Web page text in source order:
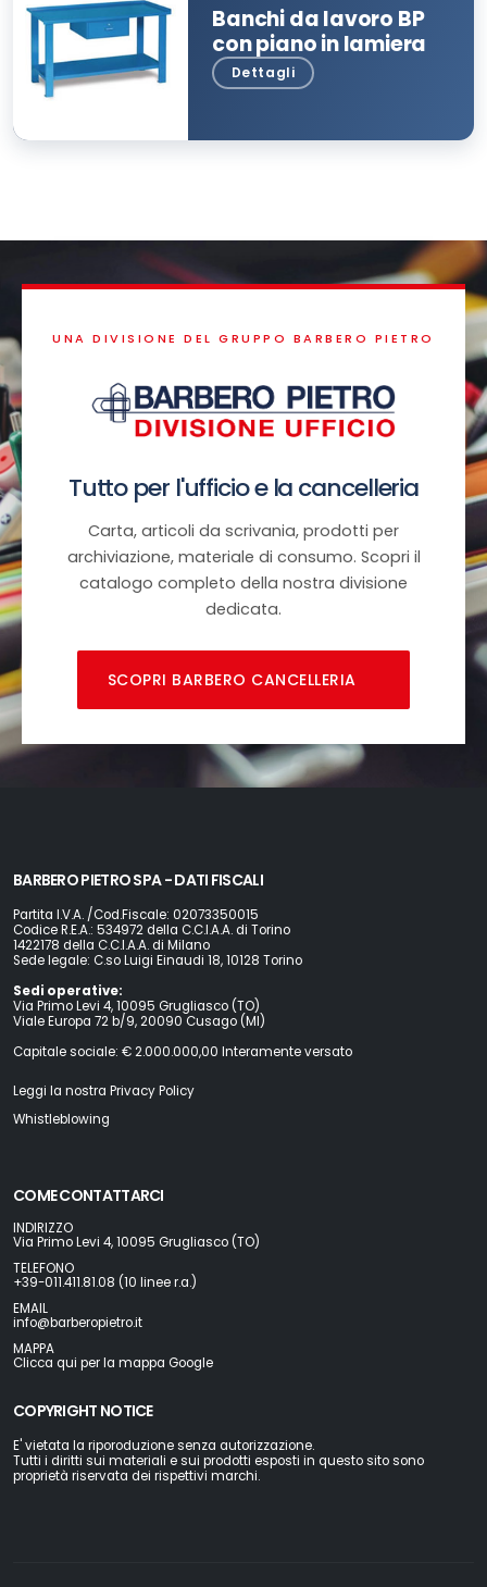
Banchi da lavoro BP
con piano in lamiera
UNA DIVISIONE DEL GRUPPO BARBERO PIETRO
Tutto per l'ufficio e la cancelleria
Carta, articoli da scrivania, prodotti per
archiviazione, materiale di consumo. Scopri il
catalogo completo della nostra divisione
dedicata.
SCOPRI BARBERO CANCELLERIA
BARBERO PIETRO SPA - DATI FISCALI
Partita I.V.A. /Cod.Fiscale: 02073350015
Codice R.E.A.: 534972 della C.C.I.A.A. di Torino
1422178 della C.C.I.A.A. di Milano
Sede legale: C.so Luigi Einaudi 18, 10128 Torino
Sedi operative:
Via Primo Levi 4, 10095 Grugliasco (TO)
Viale Europa 72 b/9, 20090 Cusago (MI)
Capitale sociale: € 2.000.000,00 Interamente versato
Leggi la nostra Privacy Policy
Whistleblowing
COME CONTATTARCI
INDIRIZZO
Via Primo Levi 4, 10095 Grugliasco (TO)
TELEFONO
+39-011.411.81.08 (10 linee r.a.)
EMAIL
info@barberopietro.it
MAPPA
Clicca qui per la mappa Google
COPYRIGHT NOTICE
E' vietata la riporoduzione senza autorizzazione.
Tutti i diritti sui materiali e sui prodotti esposti in questo sito sono
proprietà riservata dei rispettivi marchi.